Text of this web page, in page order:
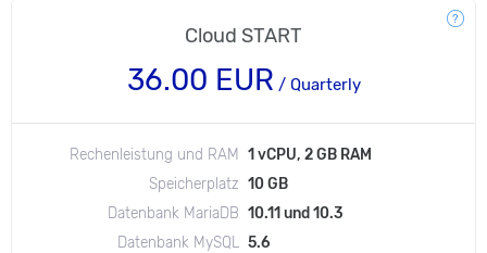
Cloud START
36.00 EUR / Quarterly
Rechenleistung und RAM
1 vCPU, 2 GB RAM
Speicherplatz 10 GB
Datenbank MariaDB 10.11 und 10.3
Datenbank MySQL 5.6